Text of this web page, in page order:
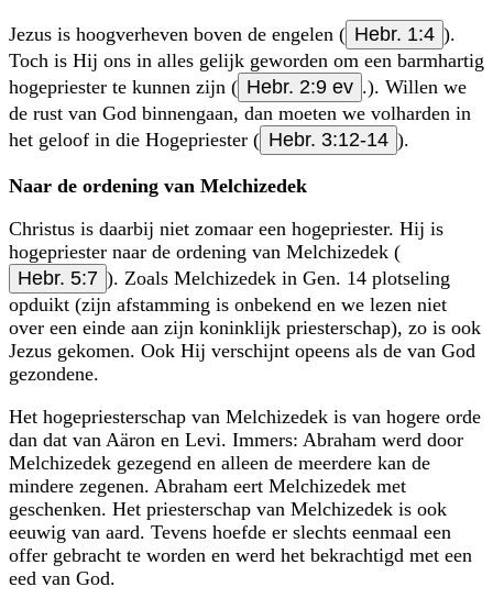
Jezus is hoogverheven boven de engelen ( Hebr. 1:4 ).
Toch is Hij ons in alles gelijk geworden om een barmhartig
hogepriester te kunnen zijn ( Hebr. 2:9 ev .). Willen we
de rust van God binnengaan, dan moeten we volharden in
het geloof in die Hogepriester ( Hebr. 3:12-14 ).
Naar de ordening van Melchizedek
Christus is daarbij niet zomaar een hogepriester. Hij is
hogepriester naar de ordening van Melchizedek (
Hebr. 5:7 ). Zoals Melchizedek in Gen. 14 plotseling
opduikt (zijn afstamming is onbekend en we lezen niet
over een einde aan zijn koninklijk priesterschap), zo is ook
Jezus gekomen. Ook Hij verschijnt opeens als de van God
gezondene.
Het hogepriesterschap van Melchizedek is van hogere orde
dan dat van Aäron en Levi. Immers: Abraham werd door
Melchizedek gezegend en alleen de meerdere kan de
mindere zegenen. Abraham eert Melchizedek met
geschenken. Het priesterschap van Melchizedek is ook
eeuwig van aard. Tevens hoefde er slechts eenmaal een
offer gebracht te worden en werd het bekrachtigd met een
eed van God.